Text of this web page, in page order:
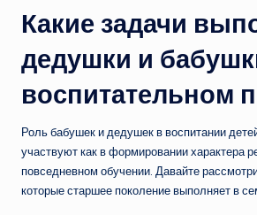
Какие задачи
дедушки и
воспитательном
Роль бабушек и дедушек в воспитании
участвуют как в формировании характера
повседневном обучении. Давайте
которые старшее поколение выполняет в